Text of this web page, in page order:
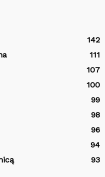
142
111
107
100
99
98
96
94
93